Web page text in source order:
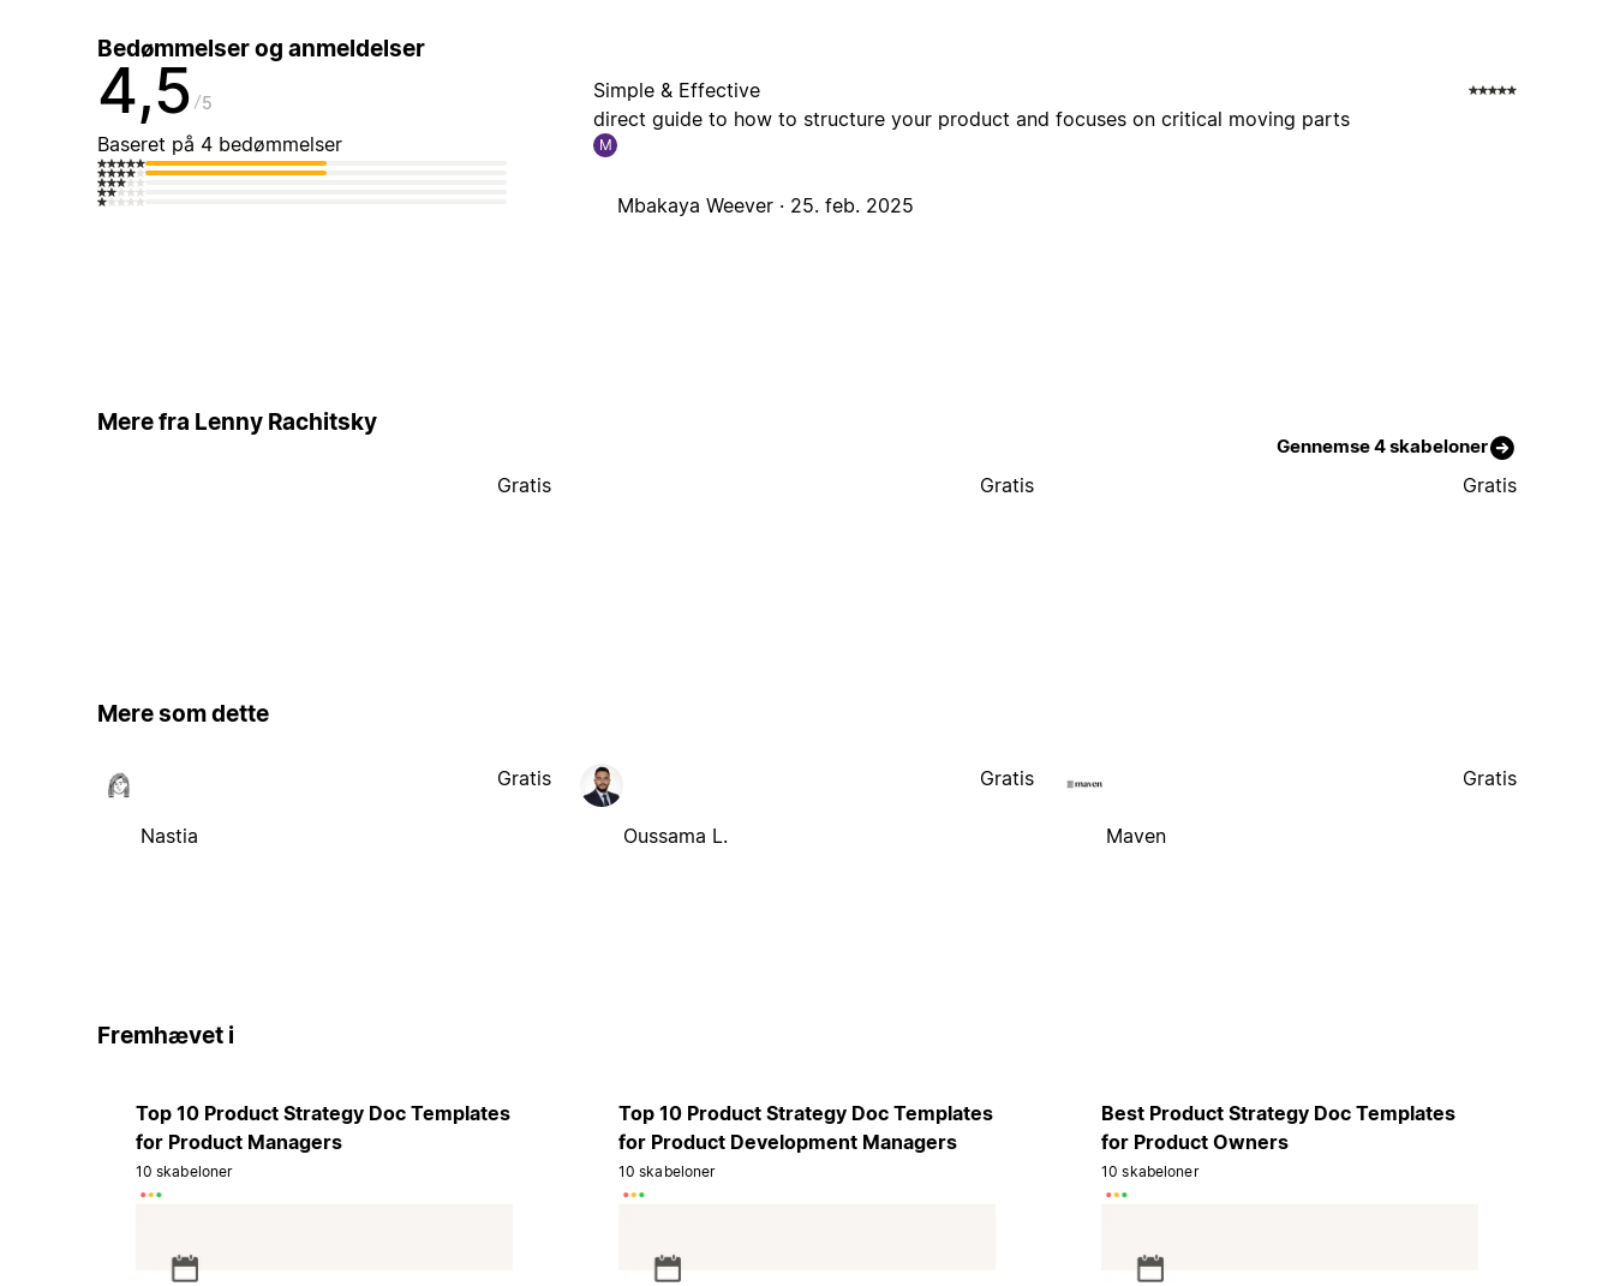
Bedømmelser og anmeldelser
4,5 5
Baseret på 4 bedømmelser
Simple & Effective
direct guide to how to structure your product and focuses on critical moving parts
M
Mbakaya Weever · 25. feb. 2025
Mere fra Lenny Rachitsky
Gennemse 4 skabeloner
Gratis Gratis Gratis
Mere som dette
Nastia
Gratis
Oussama L.
Gratis
Maven
Gratis
Fremhævet i
Top 10 Product Strategy Doc Templates
for Product Managers
10 skabeloner
Top 10 Product Strategy Doc Templates
for Product Development Managers
10 skabeloner
Best Product Strategy Doc Templates
for Product Owners
10 skabeloner